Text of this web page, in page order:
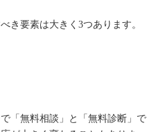
き要素は大きく3つあります。
「無料相談」と「無料診断」で